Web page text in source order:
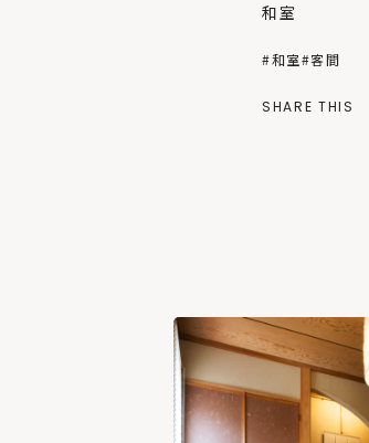
和室
#和室#客間
SHARE THIS